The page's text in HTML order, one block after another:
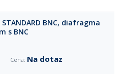
BNC, diafragma
s BNC
Na dotaz